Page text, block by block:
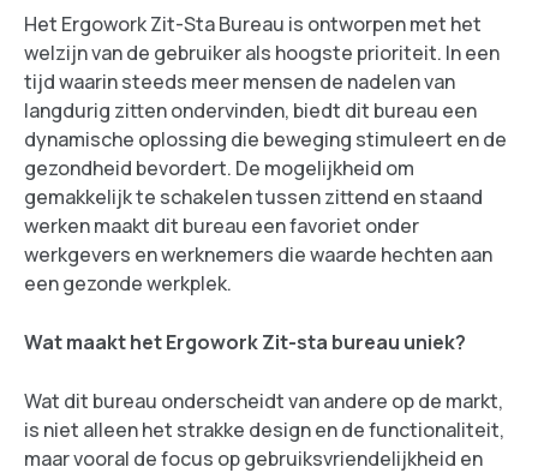
Het Ergowork Zit-Sta Bureau is ontworpen met het
welzijn van de gebruiker als hoogste prioriteit. In een
tijd waarin steeds meer mensen de nadelen van
langdurig zitten ondervinden, biedt dit bureau een
dynamische oplossing die beweging stimuleert en de
gezondheid bevordert. De mogelijkheid om
gemakkelijk te schakelen tussen zittend en staand
werken maakt dit bureau een favoriet onder
werkgevers en werknemers die waarde hechten aan
een gezonde werkplek.
Wat maakt het Ergowork Zit-sta bureau uniek?
Wat dit bureau onderscheidt van andere op de markt,
is niet alleen het strakke design en de functionaliteit,
maar vooral de focus op gebruiksvriendelijkheid en